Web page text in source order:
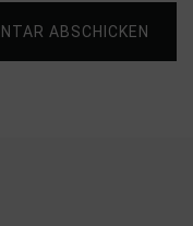
ABSCHICKEN